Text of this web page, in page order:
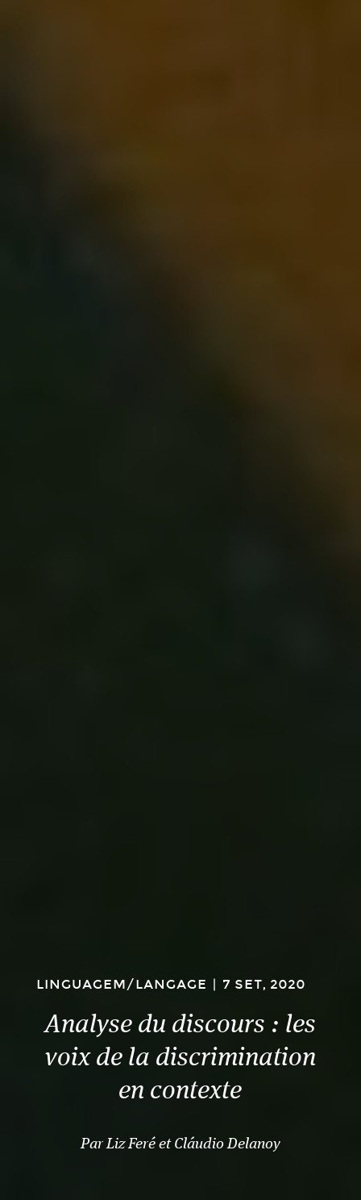
LINGUAGEM/LANGAGE | 7 SET, 2020
Analyse du discours : les
voix de la discrimination
en contexte
Par Liz Feré et Cláudio Delanoy